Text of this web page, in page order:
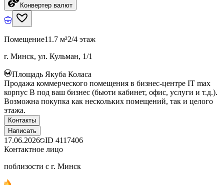
Конвертер валют
Помещение11.7 м²2/4 этаж
г. Минск, ул. Кульман, 1/1
Площадь Якуба Коласа
Продажа коммерческого помещения в бизнес-центре IT max
корпус B под ваш бизнес (бьюти кабинет, офис, услуги и т.д.).
Возможна покупка как нескольких помещений, так и целого
этажа.
Контакты
Написать
17.06.2026 ID 4117406
Контактное лицо
поблизости с г. Минск